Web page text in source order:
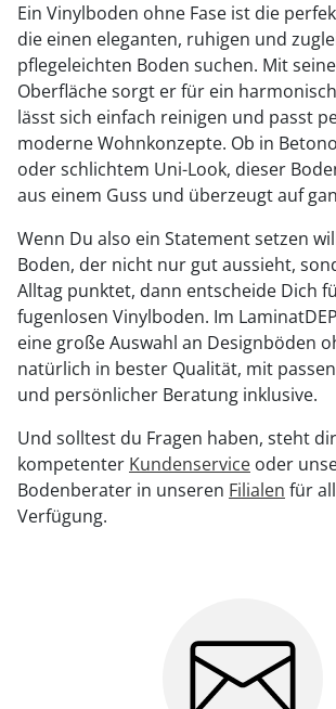
Ein Vinylboden ohne Fase ist die
die einen eleganten, ruhigen und
pflegeleichten Boden suchen. Mit
Oberfläche sorgt er für ein
lässt sich einfach reinigen und passt
moderne Wohnkonzepte. Ob in
oder schlichtem Uni-Look, dieser
aus einem Guss und überzeugt auf
Wenn Du also ein Statement setzen
Boden, der nicht nur gut aussieht,
Alltag punktet, dann entscheide Dich
fugenlosen Vinylboden. Im
eine große Auswahl an Designböden
natürlich in bester Qualität, mit
und persönlicher Beratung inklusive.
Und solltest du Fragen haben, steht
kompetenter Kundenservice oder
Bodenberater in unseren Filialen für
Verfügung.